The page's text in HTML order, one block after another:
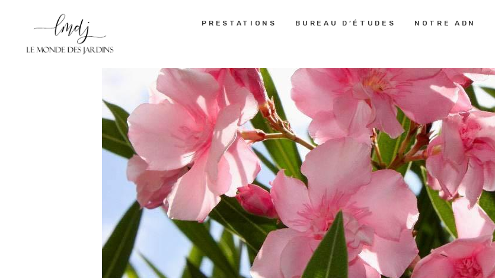
PRESTATIONS BUREAU D’ÉTUDES NOTRE ADN
PRESTATIONS
D’ÉTUDES
NOTRE ADN
RÉALISATIONS
GUIDE &
CONSEILS
CONTACT